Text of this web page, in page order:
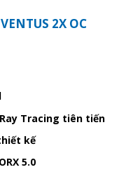
2X OC
Tracing tiên tiến
kế
5.0